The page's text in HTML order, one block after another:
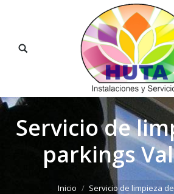
Buscar:
Servicio de
parkings
Inicio Servicio de limpieza